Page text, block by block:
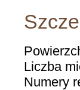
Liczba
Numery